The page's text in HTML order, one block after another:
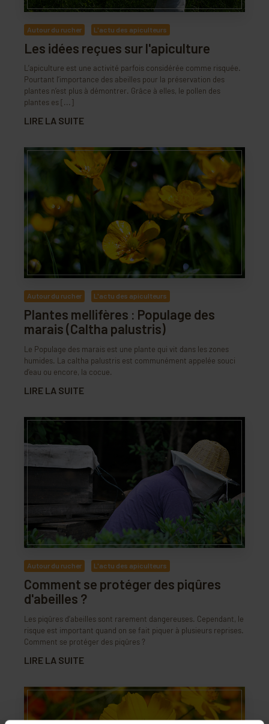
Autour du rucher L'actu des apiculteurs
Les idées reçues sur l'apiculture
L’apiculture est une activité parfois considérée comme risquée.
Pourtant l’importance des abeilles pour la préservation des
plantes n’est plus à démontrer. Grâce à elles, le pollen des
plantes es [...]
LIRE LA SUITE
Autour du rucher L'actu des apiculteurs
Plantes mellifères : Populage des
marais (Caltha palustris)
Le Populage des marais est une plante qui vit dans les zones
humides. La caltha palustris est communément appelée souci
d’eau ou encore, la cocue.
LIRE LA SUITE
Autour du rucher L'actu des apiculteurs
Comment se protéger des piqûres
d'abeilles ?
Les piqûres d’abeilles sont rarement dangereuses. Cependant, le
risque est important quand on se fait piquer à plusieurs reprises.
Comment se protéger des piqûres ?
LIRE LA SUITE